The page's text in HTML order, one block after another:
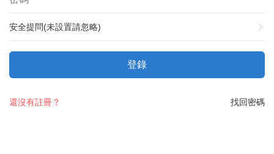
安全提問(未設置請忽略)
登錄
找回密碼
還沒有註冊？